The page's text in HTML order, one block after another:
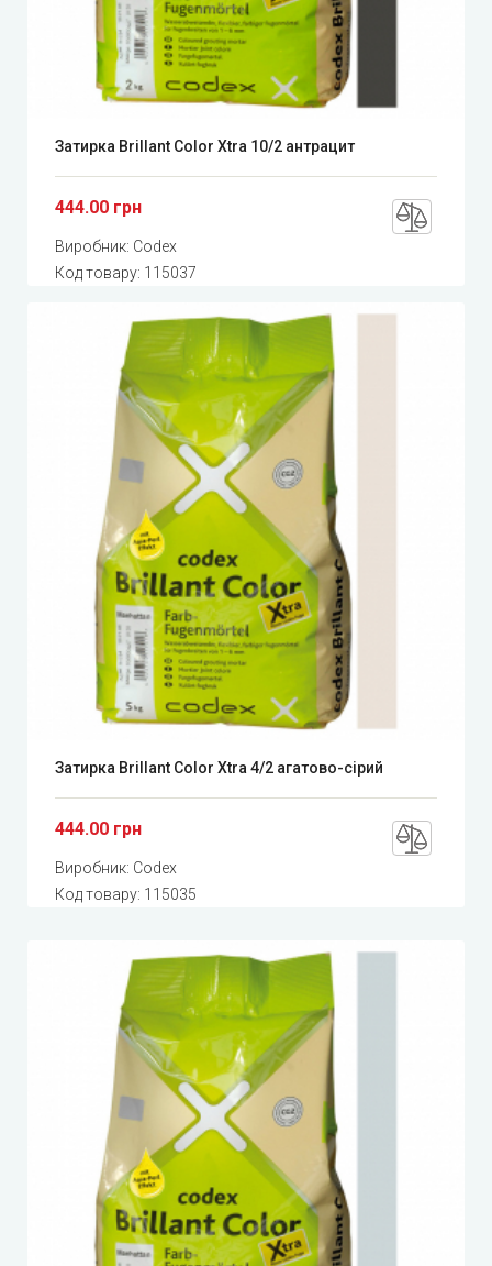
Затирка Brillant Color Xtra 10/2 антрацит
444.00 грн
Виробник: Codex
Код товару: 115037
Затирка Brillant Color Xtra 4/2 агатово-сірий
444.00 грн
Виробник: Codex
Код товару: 115035